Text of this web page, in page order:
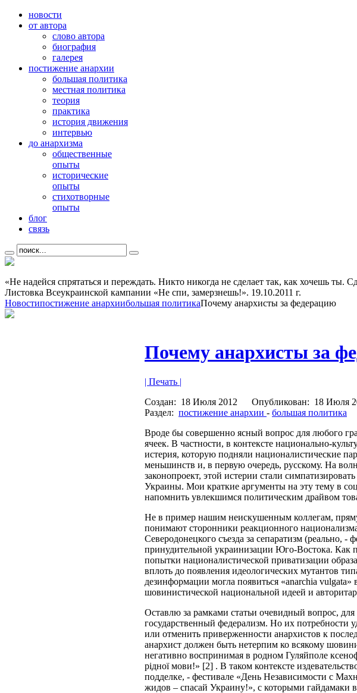
новости
от автора
слово автора
биография
галерея
постижение анархии
большая политика
местная политика
теория
практика
история движения
интервью
до анархизма
общественные
опыты
исторические
опыты
стихотворные
опыты
блог
связь
«Не надейся спрятаться и переждать. Никто никогда не сделает так, как хочешь ты.
Листовка Всеукраинской кампании «Не спи, замерзнешь!». 19.10.2011 г.
Новостипостижение анархиибольшая политикаПочему анархисты за федерацию
Почему анархисты за
| Печать |
Создан: 18 Июля 2012 Опубликован: 18 Июля
Раздел: постижение анархии - большая политика
Вроде бы совершенно ясный вопрос для любого
ячеек. В частности, в контексте национально-
истерия, которую подняли националистические
меньшинств и, в первую очередь, русскому. На
законопроект, этой истерии стали
Украины. Мои краткие аргументы на эту тему в
напомнить увлекшимся политическим драйвом
Не в пример нашим неискушенным коллегам,
понимают сторонники реакционного
Северодонецкого съезда за сепаратизм
принудительной украинизации Юго-Востока. Как
попытки националистической приватизации
вплоть до появления идеологических мутантов
дезинформации могла появиться «anarchia
шовинистической национальной идеей и
Оставлю за рамками статьи очевидный вопрос,
государственный федерализм. Но их потребности
или отменить приверженности анархистов к
анархист должен быть нетерпим ко всякому
негативно воспринимая в родном Гуляйполе
рiдної мови!» [2] . В таком контексте
подделке, - фестивале «День Независимости с
жидов – спасай Украину!», с которыми гайдамаки